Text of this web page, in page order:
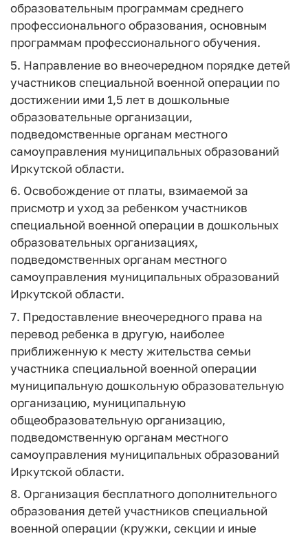
образовательным программам среднего
профессионального образования, основным
программам профессионального обучения.
5. Направление во внеочередном порядке детей
участников специальной военной операции по
достижении ими 1,5 лет в дошкольные
образовательные организации,
подведомственные органам местного
самоуправления муниципальных образований
Иркутской области.
6. Освобождение от платы, взимаемой за
присмотр и уход за ребенком участников
специальной военной операции в дошкольных
образовательных организациях,
подведомственных органам местного
самоуправления муниципальных образований
Иркутской области.
7. Предоставление внеочередного права на
перевод ребенка в другую, наиболее
приближенную к месту жительства семьи
участника специальной военной операции
муниципальную дошкольную образовательную
организацию, муниципальную
общеобразовательную организацию,
подведомственную органам местного
самоуправления муниципальных образований
Иркутской области.
8. Организация бесплатного дополнительного
образования детей участников специальной
военной операции (кружки, секции и иные